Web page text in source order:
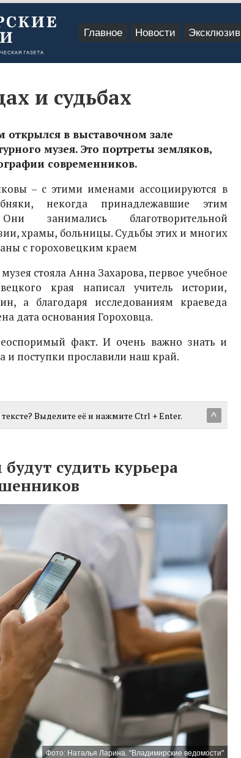
Главное Новости Эксклюзив
и судьбах
в выставочном зале
музея. Это портреты земляков,
современников.
– с этими именами ассоциируются в
некогда принадлежавшие этим
занимались благотворительной
храмы, больницы. Судьбы этих и многих
с гороховецким краем
стояла Анна Захарова, первое учебное
края написал учитель истории,
а благодаря исследованиям краеведа
дата основания Гороховца.
факт. И очень важно знать и
поступки прославили наш край.
^
Выделите её и нажмите Ctrl + Enter.
судить курьера
Фото: Наталья Ларина. "Владимирские ведомости"